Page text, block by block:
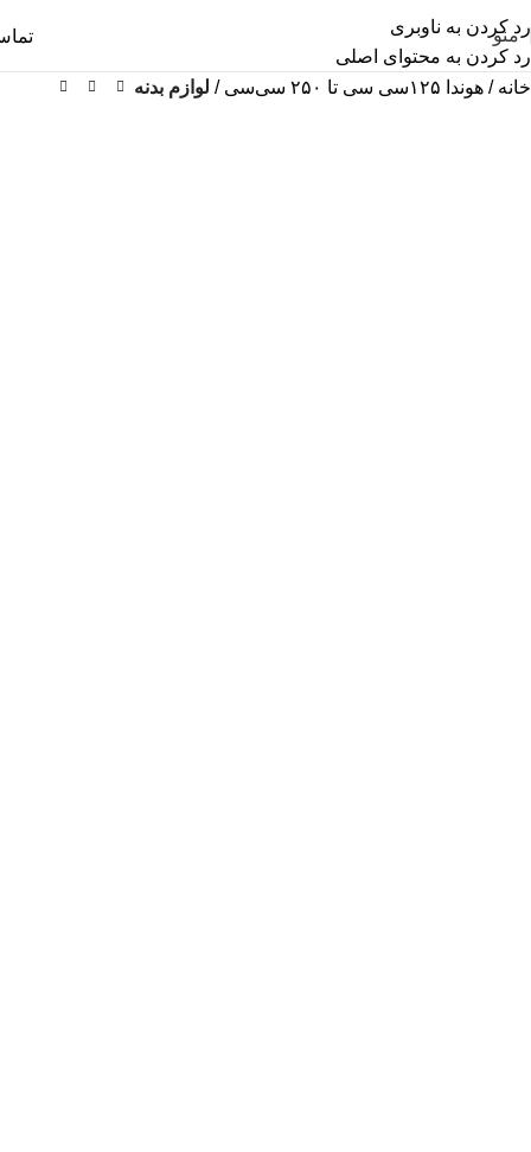
رد کردن به ناوبری
رد کردن به محتوای اصلی
منو
خانه هوندا ۱۲۵سی سی تا ۲۵۰ سی‌سی لوازم بدنه